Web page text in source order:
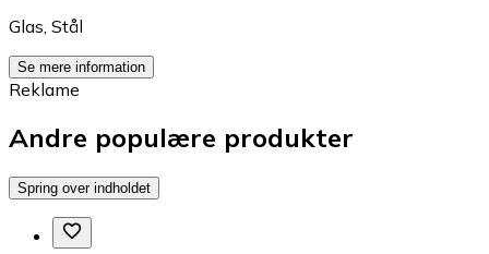
Glas Stål
Se mere information
Reklame
Andre populære produkter
Spring over indholdet